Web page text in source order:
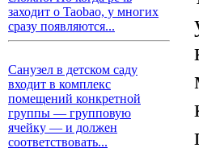
заходит о Taobao, у многих
сразу появляются...
Санузел в детском саду
входит в комплекс
помещений конкретной
группы — групповую
ячейку — и должен
соответствовать...